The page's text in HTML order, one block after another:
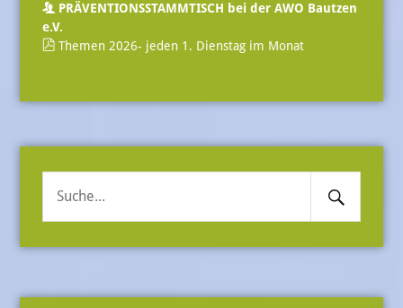
PRÄVENTIONSSTAMMTISCH bei der AWO Bautzen
e.V.
Themen 2026- jeden 1. Dienstag im Monat
Suche
Search
Submit